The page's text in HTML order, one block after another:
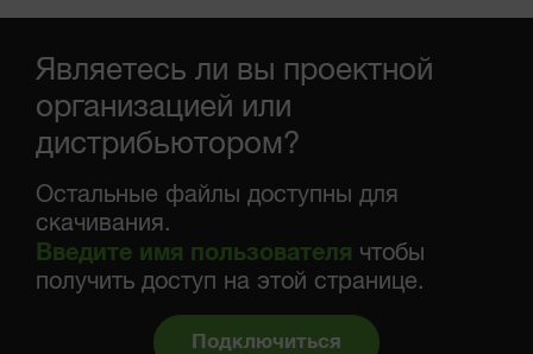
Являетесь ли вы проектной
организацией или
дистрибьютором?
Остальные файлы доступны для
скачивания.
Введите имя пользователя чтобы
получить доступ на этой странице.
Подключиться